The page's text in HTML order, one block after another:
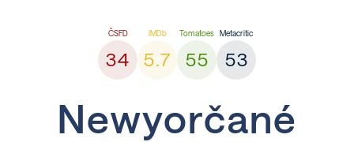
34 5.7 55 53
Newyorčané